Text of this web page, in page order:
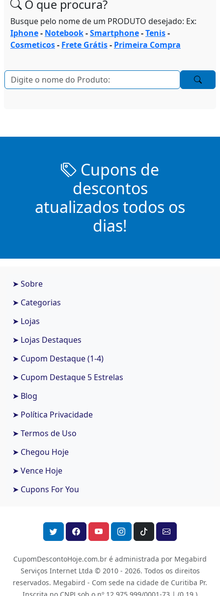
O que procura?
Busque pelo nome de um PRODUTO desejado: Ex:
Iphone- Notebook-Smartphone-Tenis-
Cosmeticos- Frete Grátis- Primeira Compra
Cupons de
descontos
atualizados todos os
dias!
➤ Sobre
➤ Categorias
➤ Lojas
➤ Lojas Destaques
➤ Cupom Destaque (1-4)
➤ Cupom Destaque 5 Estrelas
➤ Blog
➤ Política Privacidade
➤ Termos de Uso
➤ Chegou Hoje
➤ Vence Hoje
➤ Cupons For You
CupomDescontoHoje.com.br é administrada por Megabird
Serviços Internet Ltda © 2010 - 2026. Todos os direitos
reservados. Megabird - Com sede na cidade de Curitiba Pr.
Inscrita no CNPJ sob o nº 12.975.999/0001-73 | (0.19 )